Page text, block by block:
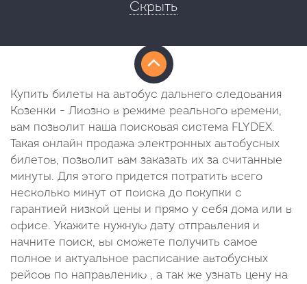
Скрыть
Купить билеты на автобус дальнего следования
Козенки - Лиозно в режиме реального времени,
вам позволит наша поисковая система FLYDEX.
Такая онлайн продажа электронных автобусных
билетов, позволит вам заказать их за считанные
минуты. Для этого придется потратить всего
несколько минут от поиска до покупки с
гарантией низкой цены и прямо у себя дома или в
офисе. Укажите нужную дату отправления и
начните поиск, вы сможете получить самое
полное и актуальное расписание автобусных
рейсов по направлению , а так же узнать цену на